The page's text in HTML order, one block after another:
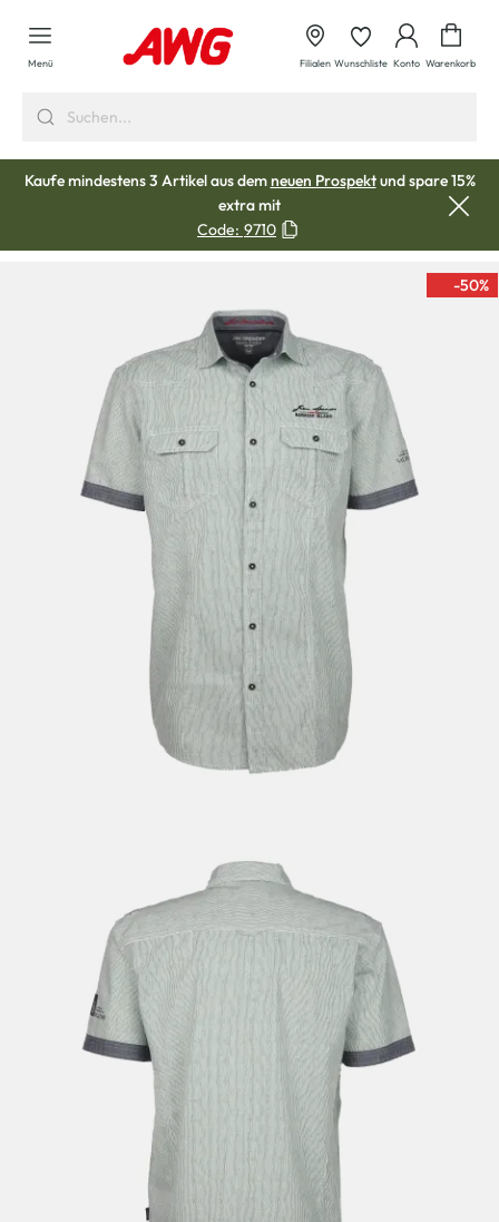
springen
Menü Filialen Wunschliste Konto Warenkorb
Kaufe mindestens 3 Artikel aus demneuen Prospektund spare 15%
extra mit
Code: 9710
-50%